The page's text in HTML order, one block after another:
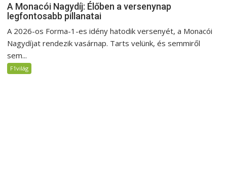
A Monacói Nagydíj: Élőben a versenynap
legfontosabb pillanatai
A 2026-os Forma-1-es idény hatodik versenyét, a Monacói
Nagydíjat rendezik vasárnap. Tarts velünk, és semmiről
sem...
F1világ